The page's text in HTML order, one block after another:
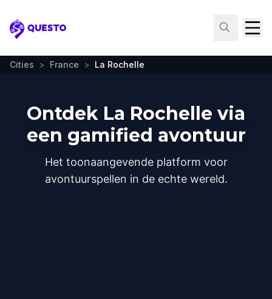
Questo
Cities > France > La Rochelle
Ontdek La Rochelle via
een gamified avontuur
Het toonaangevende platform voor
avontuurspellen in de echte wereld.